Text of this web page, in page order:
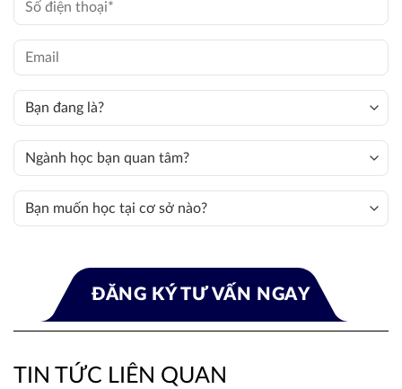
TIN TỨC LIÊN QUAN